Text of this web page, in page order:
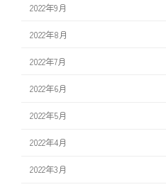
2022年9月
2022年8月
2022年7月
2022年6月
2022年5月
2022年4月
2022年3月